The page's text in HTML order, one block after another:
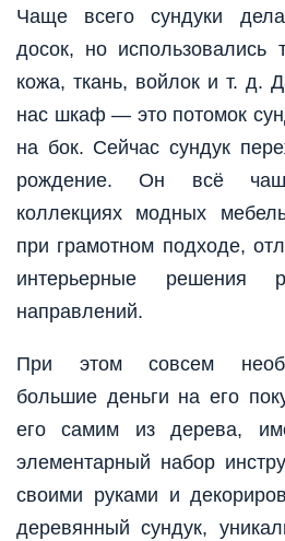
Чаще всего сундуки
досок, но использовались
кожа, ткань, войлок и т. д.
нас шкаф — это потомок
на бок. Сейчас сундук
рождение. Он всё
коллекциях модных
при грамотном подходе,
интерьерные решения
направлений.
При этом совсем
большие деньги на его
его самим из дерева,
элементарный набор
своими руками и
деревянный сундук,